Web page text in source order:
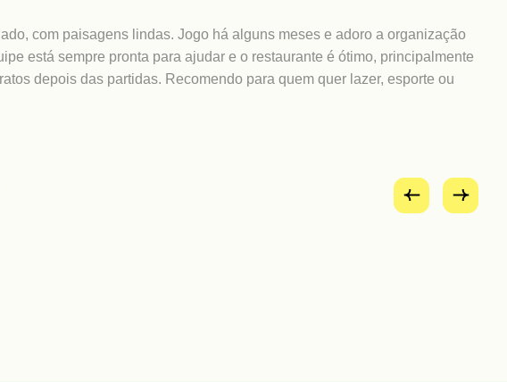
com paisagens lindas. Jogo há alguns meses e adoro a organização
está sempre pronta para ajudar e o restaurante é ótimo, principalmente
depois das partidas. Recomendo para quem quer lazer, esporte ou